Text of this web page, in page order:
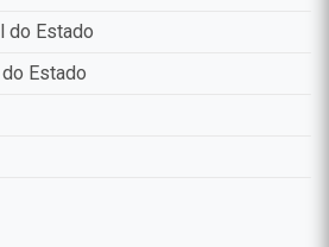
do Estado
Estado